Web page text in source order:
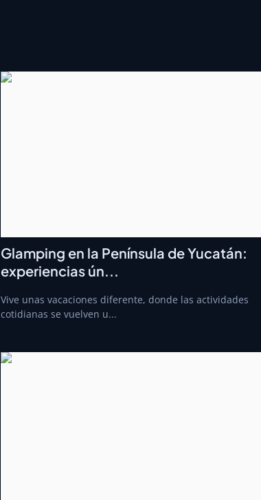
Glamping en la Península de Yucatán:
experiencias ún...
Vive unas vacaciones diferente, donde las actividades
cotidianas se vuelven u...